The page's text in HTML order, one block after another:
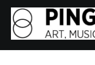
Skip
content